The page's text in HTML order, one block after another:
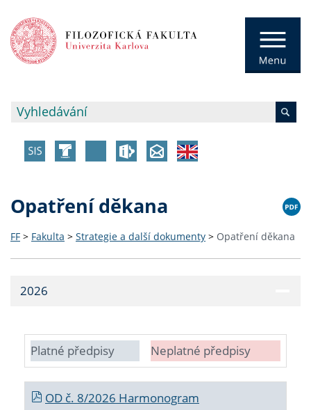
Opatření děkana
FF > Fakulta > Strategie a další dokumenty > Opatření děkana
2026
Platné předpisy Neplatné předpisy
OD č. 8/2026 Harmonogram